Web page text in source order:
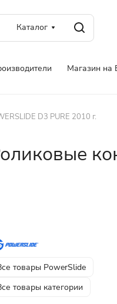
Каталог
Магазин на
D3 PURE 2010 г.
товары PowerSlide
товары категории